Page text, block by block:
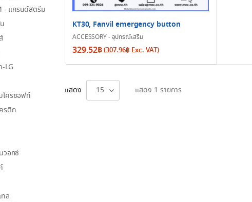
KT30, Fanvil emergency button
ACCESSORY - อุปกรณ์เสริม
329.52฿(307.96฿ Exc. VAT)
แสดง 15 แสดง 1 รายการ
- แกรนด์สตรีม
LG
โครซอฟท์
รติก
วอกซ์
ล